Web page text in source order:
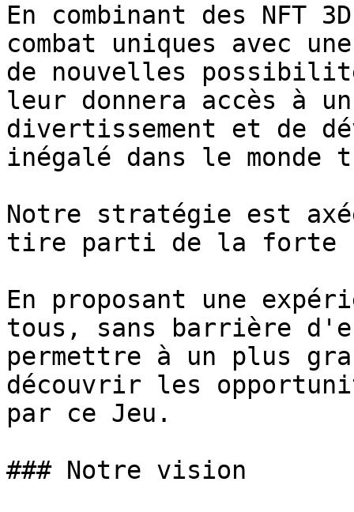
En combinant des NFT
combat uniques avec
de nouvelles
leur donnera accès à
divertissement et de
inégalé dans le
Notre stratégie est
tire parti de la forte
En proposant une
tous, sans barrière
permettre à un plus
découvrir les
par ce Jeu.
### Notre vision